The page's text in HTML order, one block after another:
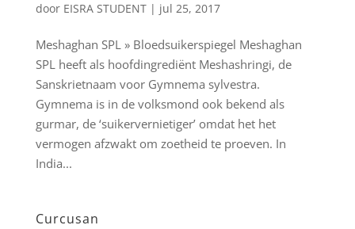
door EISRA STUDENT| jul 25, 2017
Meshaghan SPL » Bloedsuikerspiegel Meshaghan
SPL heeft als hoofdingrediënt Meshashringi, de
Sanskrietnaam voor Gymnema sylvestra.
Gymnema is in de volksmond ook bekend als
gurmar, de ‘suikervernietiger’ omdat het het
vermogen afzwakt om zoetheid te proeven. In
India...
Curcusan